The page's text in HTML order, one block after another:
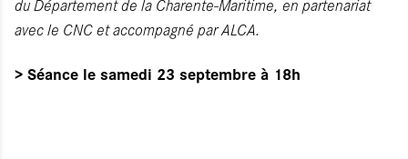
avec le CNC et accompagné par ALCA.
> Séance le samedi 23 septembre à 18h